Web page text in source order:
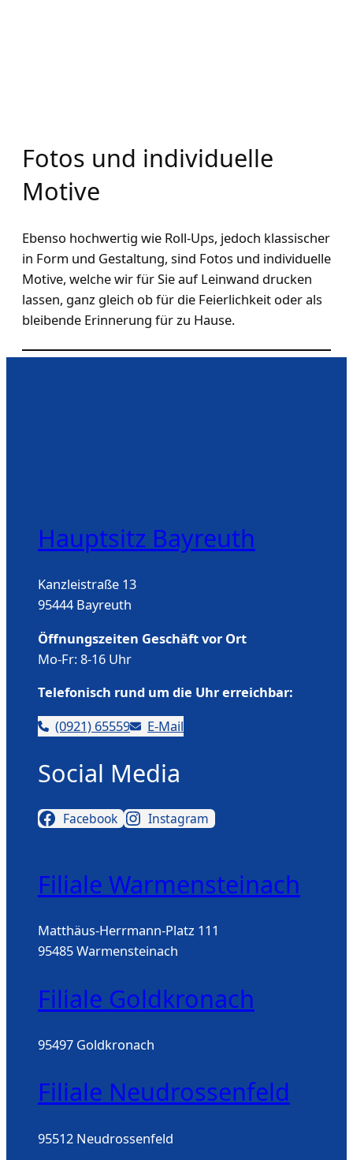
Fotos und individuelle
Motive
Ebenso hochwertig wie Roll-Ups, jedoch klassischer
in Form und Gestaltung, sind Fotos und individuelle
Motive, welche wir für Sie auf Leinwand drucken
lassen, ganz gleich ob für die Feierlichkeit oder als
bleibende Erinnerung für zu Hause.
Hauptsitz Bayreuth
Kanzleistraße 13
95444 Bayreuth
Öffnungszeiten Geschäft vor Ort
Mo-Fr: 8-16 Uhr
Telefonisch rund um die Uhr erreichbar:
(0921) 65559
E-Mail
Social Media
Facebook Instagram
Filiale Warmensteinach
Matthäus-Herrmann-Platz 111
95485 Warmensteinach
Filiale Goldkronach
95497 Goldkronach
Filiale Neudrossenfeld
95512 Neudrossenfeld